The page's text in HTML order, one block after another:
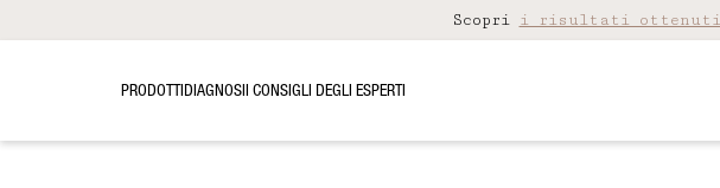
Scopri i risultati ottenuti
PRODOTTI DIAGNOSI I CONSIGLI DEGLI ESPERTI